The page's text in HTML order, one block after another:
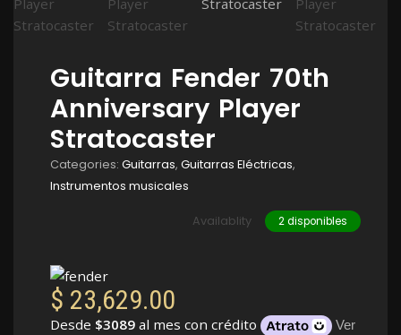
Guitarra Fender 70th
Anniversary Player
Stratocaster
Categories: Guitarras, Guitarras Eléctricas,
Instrumentos musicales
Availablity 2 disponibles
$ 23,629.00
Desde $3089 al mes con crédito
Ver